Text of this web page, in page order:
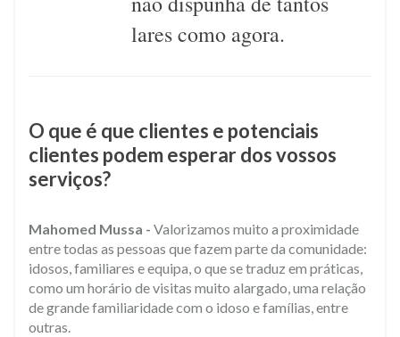
lares como agora.
O que é que clientes e potenciais
clientes podem esperar dos vossos
serviços?
Mahomed Mussa - Valorizamos muito a proximidade
entre todas as pessoas que fazem parte da comunidade:
idosos, familiares e equipa, o que se traduz em práticas,
como um horário de visitas muito alargado, uma relação
de grande familiaridade com o idoso e famílias, entre
outras.